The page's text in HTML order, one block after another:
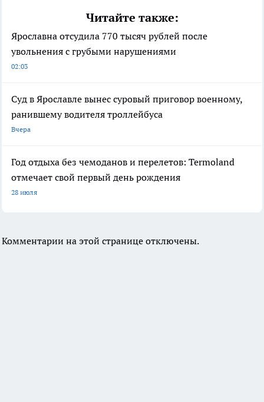
Читайте также:
Ярославна отсудила 770 тысяч рублей после
увольнения с грубыми нарушениями
02:03
Суд в Ярославле вынес суровый приговор военному,
ранившему водителя троллейбуса
Вчера
Год отдыха без чемоданов и перелетов: Termoland
отмечает свой первый день рождения
28 июля
Комментарии на этой странице отключены.